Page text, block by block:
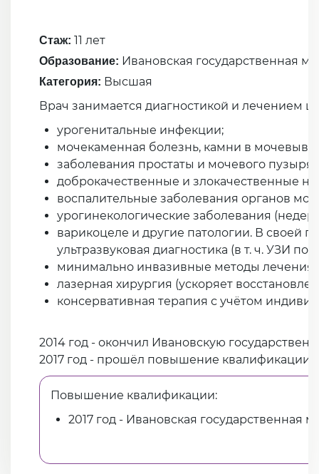
Стаж: 11 лет
Образование: Ивановская государственная
Категория: Высшая
Врач занимается диагностикой и лечением
урогенитальные инфекции;
мочекаменная болезнь, камни в
заболевания простаты и мочевого пузыря;
доброкачественные и злокачественные
воспалительные заболевания органов
урогинекологические заболевания
варикоцеле и другие патологии. В своей
ультразвуковая диагностика (в т. ч. УЗИ
минимально инвазивные методы лечения;
лазерная хирургия (ускоряет
консервативная терапия с учётом
2014 год - окончил Ивановскую
2017 год - прошёл повышение квалификации
Повышение квалификации:
2017 год - Ивановская государственная